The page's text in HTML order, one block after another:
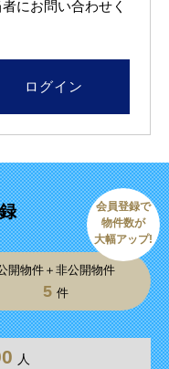
にお問い合わせく
ログイン
開物件＋非公開物件
5 件
会員登録で
物件数が
大幅アップ!
人